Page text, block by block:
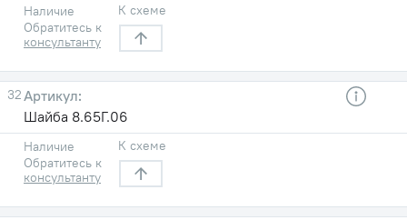
Наличие
Обратитесь к
консультанту
К схеме
32
Шайба 8.65Г.06
Наличие
Обратитесь к
консультанту
К схеме